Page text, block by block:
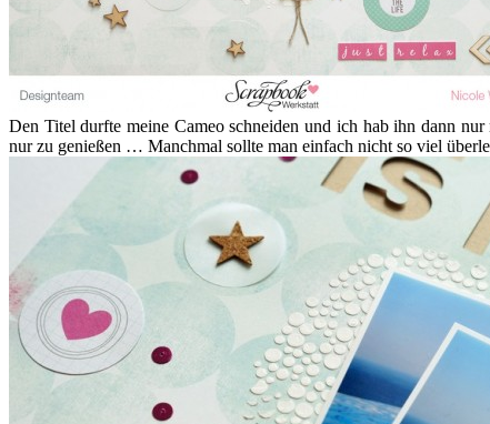
Den Titel durfte meine Cameo schneiden und ich hab ihn dann
nur zu genießen … Manchmal sollte man einfach nicht so viel